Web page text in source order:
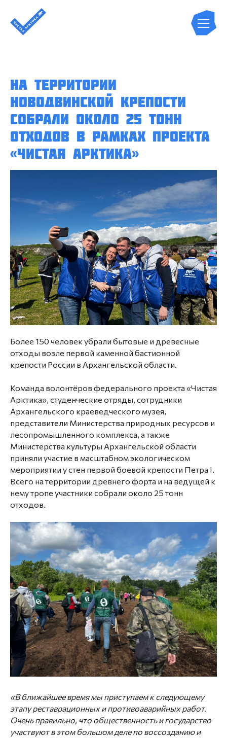
На территории
Новодвинской крепости
собрали около 25 тонн
отходов в рамках проекта
«Чистая Арктика»
Более 150 человек убрали бытовые и древесные
отходы возле первой каменной бастионной
крепости России в Архангельской области.
Команда волонтёров федерального проекта «Чистая
Арктика», студенческие отряды, сотрудники
Архангельского краеведческого музея,
представители Министерства природных ресурсов и
лесопромышленного комплекса, а также
Министерства культуры Архангельской области
приняли участие в масштабном экологическом
мероприятии у стен первой боевой крепости Петра I.
Всего на территории древнего форта и на ведущей к
нему тропе участники собрали около 25 тонн
отходов.
«В ближайшее время мы приступаем к следующему
этапу реставрационных и противоаварийных работ.
Очень правильно, что общественность и государство
участвуют в этом большом деле по воссозданию и